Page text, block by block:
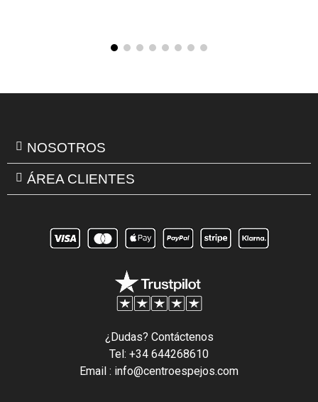
NOSOTROS
ÁREA CLIENTES
¿Dudas? Contáctenos
Tel: +34 644268610
Email : info@centroespejos.com